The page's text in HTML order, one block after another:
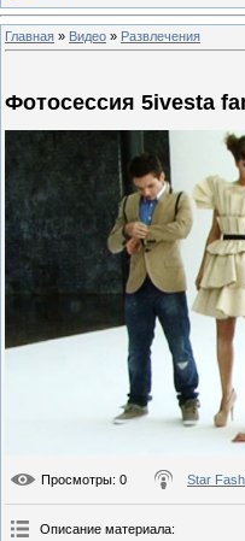
Главная » Видео » Развлечения
Фотосессия 5ivesta
Просмотры: 0 Star
Описание материала: